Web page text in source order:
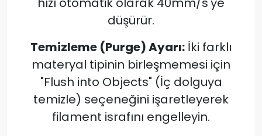
düşürür.
Temizleme (Purge) Ayarı: İki farklı
materyal tipinin birleşmemesi için
"Flush into Objects" (İç dolguya
temizle) seçeneğini işaretleyerek
filament israfını engelleyin.